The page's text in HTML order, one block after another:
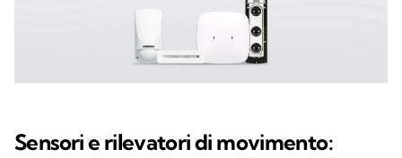
Sensori e rilevatori di movimento: